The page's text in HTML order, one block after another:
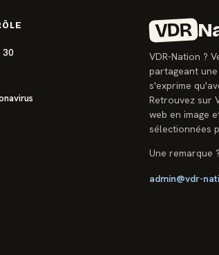
30
VDR
VDR-Nation ?
partageant
s'exprime
Retrouvez sur
web en image
sélectionnées
Une remarque
admin@vdr-